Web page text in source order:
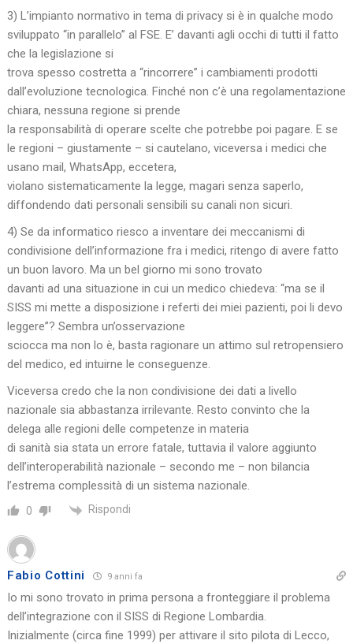
3) L’impianto normativo in tema di privacy si è in qualche modo
sviluppato “in parallelo” al FSE. E’ davanti agli occhi di tutti il fatto
che la legislazione si
trova spesso costretta a “rincorrere” i cambiamenti prodotti
dall’evoluzione tecnologica. Finché non c’è una regolamentazione
chiara, nessuna regione si prende
la responsabilità di operare scelte che potrebbe poi pagare. E se
le regioni – giustamente – si cautelano, viceversa i medici che
usano mail, WhatsApp, eccetera,
violano sistematicamente la legge, magari senza saperlo,
diffondendo dati personali sensibili su canali non sicuri.
4) Se da informatico riesco a inventare dei meccanismi di
condivisione dell’informazione fra i medici, ritengo di avere fatto
un buon lavoro. Ma un bel giorno mi sono trovato
davanti ad una situazione in cui un medico chiedeva: “ma se il
SISS mi mette a disposizione i referti dei miei pazienti, poi li devo
leggere”? Sembra un’osservazione
sciocca ma non lo è, basta ragionare un attimo sul retropensiero
del medico, ed intuirne le conseguenze.
Viceversa credo che la non condivisione dei dati a livello
nazionale sia abbastanza irrilevante. Resto convinto che la
delega alle regioni delle competenze in materia
di sanità sia stata un errore fatale, tuttavia il valore aggiunto
dell’interoperabilità nazionale – secondo me – non bilancia
l’estrema complessità di un sistema nazionale.
0 Rispondi
Fabio Cottini 9 anni fa
Io mi sono trovato in prima persona a fronteggiare il problema
dell’integrazione con il SISS di Regione Lombardia.
Inizialmente (circa fine 1999) per attivare il sito pilota di Lecco,